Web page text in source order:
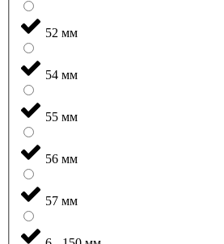
52 мм
54 мм
55 мм
56 мм
57 мм